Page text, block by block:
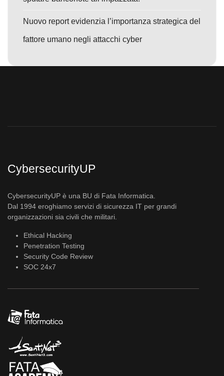
Nuovo report evidenzia l’importanza strategica del
fattore umano negli attacchi cyber
CybersecurityUP
CybersecurityUP è una BU di Fata Informatica.
Dal 1994 eroghiamo servizi di sicurezza IT per grandi
organizzazioni sia civili che militari.
Ethical Hacking
Penetration Testing
Security Code Review
SOC 24x7